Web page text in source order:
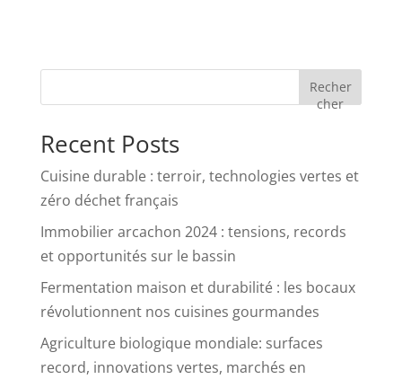
Recher
cher
Recent Posts
Cuisine durable : terroir, technologies vertes et
zéro déchet français
Immobilier arcachon 2024 : tensions, records
et opportunités sur le bassin
Fermentation maison et durabilité : les bocaux
révolutionnent nos cuisines gourmandes
Agriculture biologique mondiale: surfaces
record, innovations vertes, marchés en